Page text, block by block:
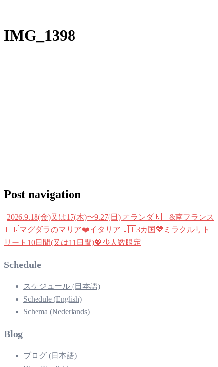
IMG_1398
Post navigation
2026.9.18(金)又は17(木)〜9.27(日) オランダ🇳🇱&南フランス
🇫🇷マグダラのマリア❤️イタリア🇮🇹3カ国💖ミラクルリト
リート10日間(又は11日間)💖少人数限定
Schedule
スケジュール (日本語)
Schedule (English)
Schema (Nederlands)
Blog
ブログ (日本語)